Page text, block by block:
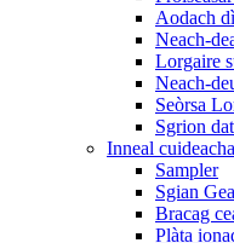
Aodach
Neach-
Lorgaire
Neach-
Seòrsa
Sgrion
Inneal
Sampler
Sgian
Bracag
Plàta